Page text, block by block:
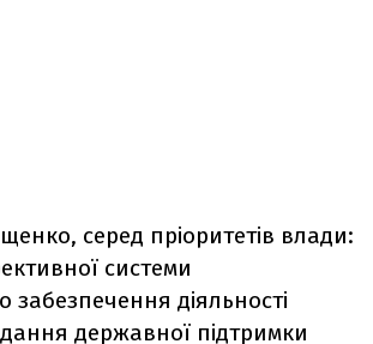
серед пріоритетів влади:
системи
забезпечення діяльності
державної підтримки